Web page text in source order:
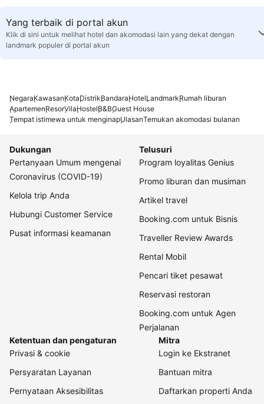
Yang terbaik di portal akun
Klik di sini untuk melihat hotel dan akomodasi lain yang dekat dengan
landmark populer di portal akun
NegaraKawasanKotaDistrikBandaraHotelLandmarkRumah liburan
ApartemenResorVilaHostelB&BGuest House
Tempat istimewa untuk menginapUlasanTemukan akomodasi bulanan
Dukungan
Pertanyaan Umum mengenai
Coronavirus (COVID-19)
Kelola trip Anda
Hubungi Customer Service
Pusat informasi keamanan
Telusuri
Program loyalitas Genius
Promo liburan dan musiman
Artikel travel
Booking.com untuk Bisnis
Traveller Review Awards
Rental Mobil
Pencari tiket pesawat
Reservasi restoran
Booking.com untuk Agen
Perjalanan
Ketentuan dan pengaturan
Privasi & cookie
Persyaratan Layanan
Pernyataan Aksesibilitas
Mitra
Login ke Ekstranet
Bantuan mitra
Daftarkan properti Anda